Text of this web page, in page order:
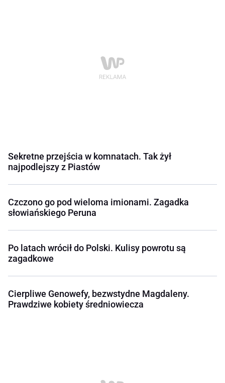
Sekretne przejścia w komnatach. Tak żył
najpodlejszy z Piastów
Czczono go pod wieloma imionami. Zagadka
słowiańskiego Peruna
Po latach wrócił do Polski. Kulisy powrotu są
zagadkowe
Cierpliwe Genowefy, bezwstydne Magdaleny.
Prawdziwe kobiety średniowiecza